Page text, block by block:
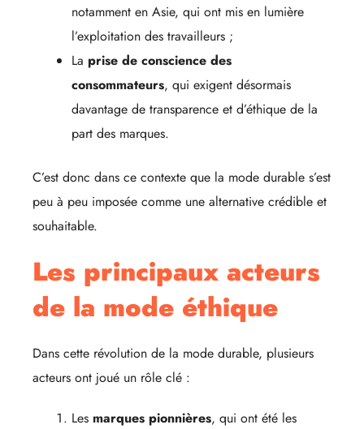
notamment en Asie, qui ont mis en lumière
l’exploitation des travailleurs ;
La prise de conscience des
consommateurs, qui exigent désormais
davantage de transparence et d’éthique de la
part des marques.
C’est donc dans ce contexte que la mode durable s’est
peu à peu imposée comme une alternative crédible et
souhaitable.
Les principaux acteurs
de la mode éthique
Dans cette révolution de la mode durable, plusieurs
acteurs ont joué un rôle clé :
Les marques pionnières, qui ont été les